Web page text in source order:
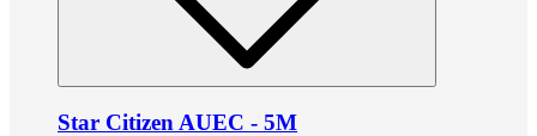
Star Citizen AUEC - 5M